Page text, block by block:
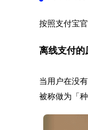
按照支付宝
离线支付的
当用户在没
被称做为「种